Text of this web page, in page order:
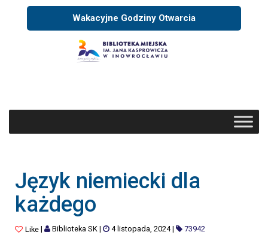
Wakacyjne Godziny Otwarcia
Język niemiecki dla
każdego
Like| Biblioteka SK| 4 listopada, 2024| 73942